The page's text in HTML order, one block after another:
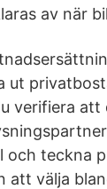
av när
ut
verifiera
och teckna
att välja